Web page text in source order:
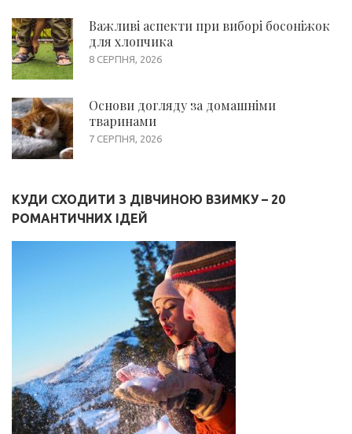
Важливі аспекти при виборі босоніжок
для хлопчика
8 СЕРПНЯ, 2026
Основи догляду за домашніми
тваринами
7 СЕРПНЯ, 2026
КУДИ СХОДИТИ З ДІВЧИНОЮ ВЗИМКУ – 20
РОМАНТИЧНИХ ІДЕЙ